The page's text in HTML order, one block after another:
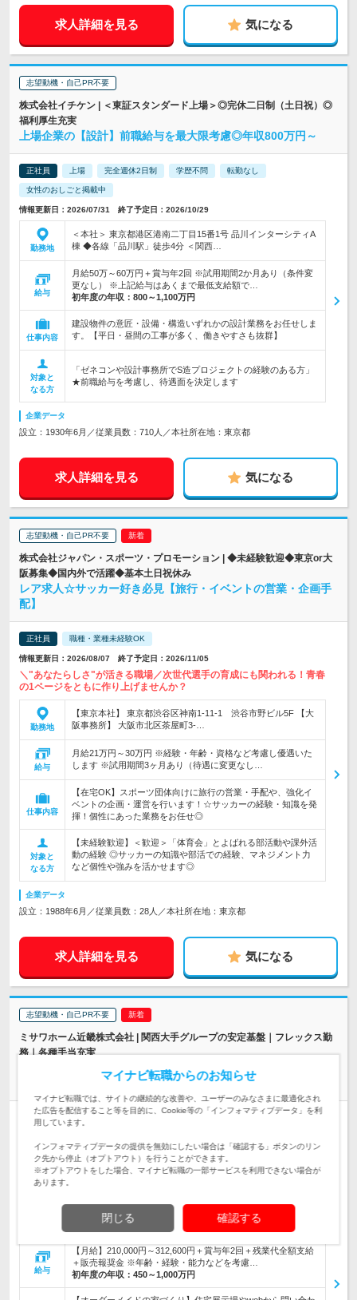
求人詳細を見る 気になる
志望動機・自己PR不要
株式会社イチケン | ＜東証スタンダード上場＞◎完休二日制（土日祝）◎
福利厚生充実
上場企業の【設計】前職給与を最大限考慮◎年収800万円～
正社員 上場 完全週休2日制 学歴不問 転勤なし
女性のおしごと掲載中
情報更新日：2026/07/31 終了予定日：2026/10/29
勤務地
＜本社＞ 東京都港区港南二丁目15番1号 品川インターシティA
棟 ◆各線「品川駅」徒歩4分 ＜関西…
給与
月給50万～60万円＋賞与年2回 ※試用期間2か月あり（条件変
更なし） ※上記給与はあくまで最低支給額で…
初年度の年収： 800～1,100万円
仕事内容
建設物件の意匠・設備・構造いずれかの設計業務をお任せしま
す。【平日・昼間の工事が多く、働きやすさも抜群】
対象と
なる方
「ゼネコンや設計事務所でS造プロジェクトの経験のある方」
★前職給与を考慮し、待遇面を決定します
企業データ
設立：1930年6月／従業員数：710人／本社所在地：東京都
求人詳細を見る 気になる
志望動機・自己PR不要
株式会社ジャパン・スポーツ・プロモーション | ◆未経験歓迎◆東京or大
阪募集◆国内外で活躍◆基本土日祝休み
レア求人☆サッカー好き必見【旅行・イベントの営業・企画手
配】
正社員 職種・業種未経験OK
情報更新日：2026/08/07 終了予定日：2026/11/05
＼"あなたらしさ"が活きる職場／次世代選手の育成にも関われる！青春
の1ページをともに作り上げませんか？
勤務地
【東京本社】 東京都渋谷区神南1-11-1 渋谷市野ビル5F 【大
阪事務所】 大阪市北区茶屋町3-…
給与
月給21万円～30万円 ※経験・年齢・資格など考慮し優遇いた
します ※試用期間3ヶ月あり（待遇に変更なし…
仕事内容
【在宅OK】スポーツ団体向けに旅行の営業・手配や、強化イ
ベントの企画・運営を行います！☆サッカーの経験・知識を発
揮！個性にあった業務をお任せ◎
対象と
なる方
【未経験歓迎】＜歓迎＞「体育会」とよばれる部活動や課外活
動の経験 ◎サッカーの知識や部活での経験、マネジメント力
など個性や強みを活かせます◎
企業データ
設立：1988年6月／従業員数：28人／本社所在地：東京都
求人詳細を見る 気になる
志望動機・自己PR不要
ミサワホーム近畿株式会社 | 関西大手グループの安定基盤｜フレックス勤
務｜各種手当充実
お客様の理想を形に【注文住宅営業】若手活躍中／業界未経験
正社員 職種・業種未経験OK 完全週休2日制
情報更新日：2026/07/10 終了予定日：2026/10/08
＼グッドデザイン賞36年連続受賞／★関西の住まいを支える反響型営
業★働きやすい環境で提案力も磨けます！
【転勤なし！大阪・兵庫・京都・滋賀・和歌山・奈良募集！】
■大阪支店 住所：大阪府大阪市北区堂島2…
給与
【月給】210,000円～312,600円＋賞与年2回＋残業代全額支給
＋販売報奨金 ※年齢・経験・能力などを考慮…
初年度の年収： 450～1,000万円
マイナビ転職からのお知らせ
マイナビ転職では、サイトの継続的な改善や、ユーザーのみなさまに最適化され
た広告を配信すること等を目的に、Cookie等の「インフォマティブデータ」を利
用しています。
インフォマティブデータの提供を無効にしたい場合は「確認する」ボタンのリン
ク先から停止（オプトアウト）を行うことができます。
※オプトアウトをした場合、マイナビ転職の一部サービスを利用できない場合が
あります。
閉じる 確認する